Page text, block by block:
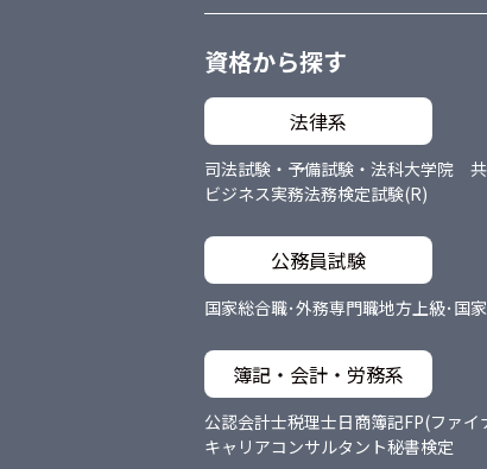
資格から探す
法律系
司法試験・予備試験・法科大学院
ビジネス実務法務検定試験(R)
公務員試験
国家総合職･外務専門職地方上級･国
簿記・会計・労務系
公認会計士税理士日商簿記FP(ファイ
キャリアコンサルタント秘書検定